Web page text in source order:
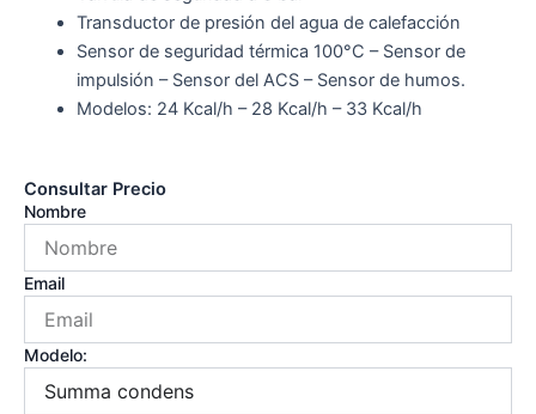
Transductor de presión del agua de calefacción
Sensor de seguridad térmica 100°C – Sensor de
impulsión – Sensor del ACS – Sensor de humos.
Modelos: 24 Kcal/h – 28 Kcal/h – 33 Kcal/h
Consultar Precio
Nombre
Email
Modelo: